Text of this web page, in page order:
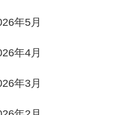
年5月
年4月
年3月